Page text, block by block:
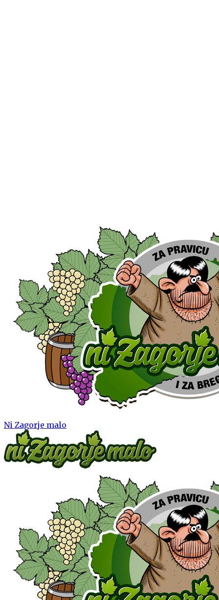
Ni Zagorje malo